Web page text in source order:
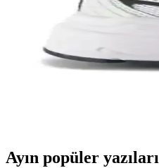
Nike Team Hustle ayakkabıları,
Genel Markalar Taraklı
İki popüler spor tacını detaylı
Ayın popüler yazıları